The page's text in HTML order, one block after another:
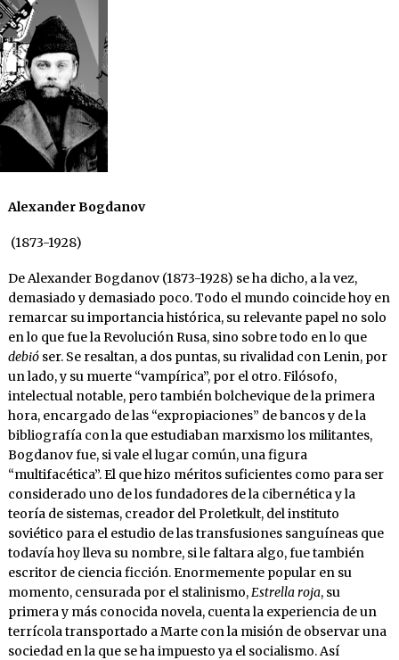
Alexander Bogdanov
(1873-1928)
De Alexander Bogdanov (1873-1928) se ha dicho, a la vez,
demasiado y demasiado poco. Todo el mundo coincide hoy en
remarcar su importancia histórica, su relevante papel no solo
en lo que fue la Revolución Rusa, sino sobre todo en lo que
debióser. Se resaltan, a dos puntas, su rivalidad con Lenin, por
un lado, y su muerte “vampírica”, por el otro. Filósofo,
intelectual notable, pero también bolchevique de la primera
hora, encargado de las “expropiaciones” de bancos y de la
bibliografía con la que estudiaban marxismo los militantes,
Bogdanov fue, si vale el lugar común, una figura
“multifacética”. El que hizo méritos suficientes como para ser
considerado uno de los fundadores de la cibernética y la
teoría de sistemas, creador del Proletkult, del instituto
soviético para el estudio de las transfusiones sanguíneas que
todavía hoy lleva su nombre, si le faltara algo, fue también
escritor de ciencia ficción. Enormemente popular en su
momento, censurada por el stalinismo,Estrella roja, su
primera y más conocida novela, cuenta la experiencia de un
terrícola transportado a Marte con la misión de observar una
sociedad en la que se ha impuesto ya el socialismo. Así